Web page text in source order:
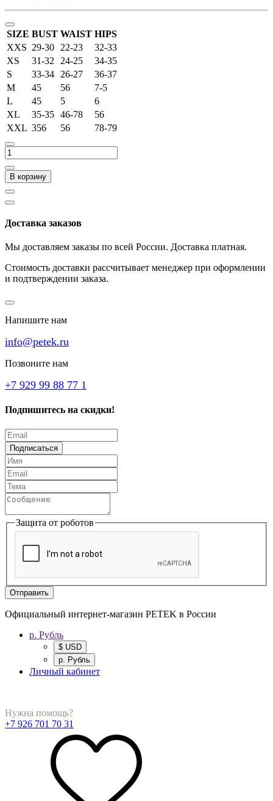
SIZE BUST WAIST HIPS
XXS 29-30 22-23
32-33
XS
31-32 24-25
34-35
S
33-34 26-27
36-37
M
45 56
7-5
L
45 5
6
XL
35-35 46-78
56
XXL 356 56 78-79
В корзину
Доставка заказов
Мы доставляем заказы по всей России. Доставка платная.
Стоимость доставки рассчитывает менеджер при оформлении
и подтверждении заказа.
Напишите нам
info@petek.ru
Позвоните нам
+7 929 99 88 77 1
Подпишитесь на скидки!
Подписаться
Защита от роботов
Отправить
Официальный интернет-магазин PETEK в России
р. Рубль
$ USD
р. Рубль
Личный кабинет
Нужна помощь?
+7 926 701 70 31